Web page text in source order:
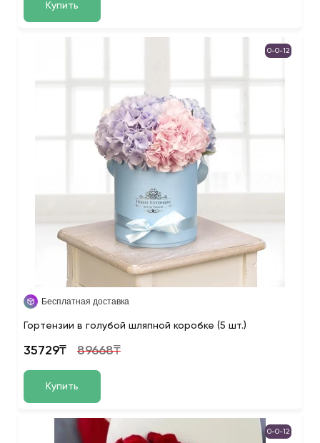
Купить
0-0-12
Бесплатная доставка
Гортензии в голубой шляпной коробке (5 шт.)
35729₸ 89668₸
Купить
0-0-12